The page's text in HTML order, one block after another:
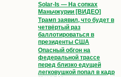
Solar-Is — На сопках
Маньчжурии [ВИДЕО]
Трамп заявил, что будет в
четвёртый раз
баллотироваться в
президенты США
Опасный обгон на
федеральной трассе
перед близко едущей
легковушкой попал в кадр